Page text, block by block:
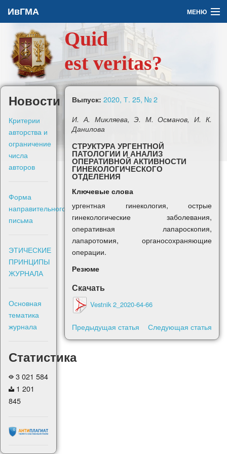
ИвГМА МЕНЮ
Архив
О журнале
Задать вопрос
Правила для авторов
Войти
Quid
est veritas?
Новости
Критерии
авторства и
ограничение
числа
авторов
Форма
направительного
письма
ЭТИЧЕСКИЕ
ПРИНЦИПЫ
ЖУРНАЛА
Основная
тематика
журнала
Статистика
3 021 584
1 201
845
Выпуск: 2020, Т. 25, № 2
И. А. Микляева, Э. М. Османов, И. К.
Данилова
СТРУКТУРА УРГЕНТНОЙ
ПАТОЛОГИИ И АНАЛИЗ
ОПЕРАТИВНОЙ АКТИВНОСТИ
ГИНЕКОЛОГИЧЕСКОГО
ОТДЕЛЕНИЯ
Ключевые слова
ургентная гинекология, острые
гинекологические заболевания,
оперативная лапароскопия,
лапаротомия, органосохраняющие
операции.
Резюме
Скачать
Vestnik 2_2020-64-66
Предыдущая статья Следующая статья